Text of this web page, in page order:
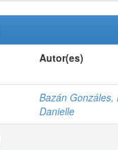
Autor(es)
Bazán Gonzáles,
Danielle